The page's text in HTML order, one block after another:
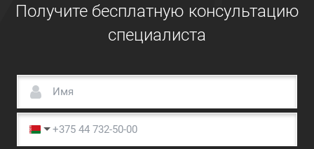
Получите бесплатную консультацию
специалиста